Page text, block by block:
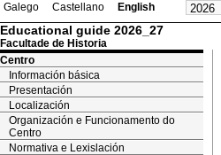
Galego Castellano English
Educational guide 2026_27
Facultade de Historia
Centro
Información básica
Presentación
Localización
Organización e Funcionamento do
Centro
Normativa e Lexislación